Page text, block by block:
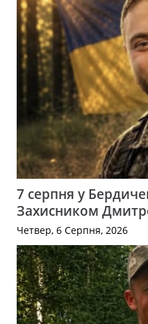
7 серпня у
Захисником
Четвер, 6 Серпня, 2026